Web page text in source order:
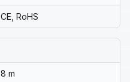
CE, RoHS
8 m